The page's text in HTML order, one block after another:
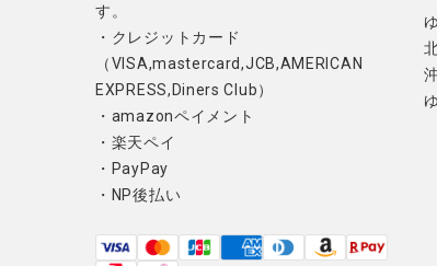
す。
・クレジットカード
（VISA,mastercard,JCB,AMERICAN
EXPRESS,Diners Club）
・amazonペイメント
・楽天ペイ
・PayPay
・NP後払い